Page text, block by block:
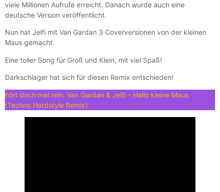
viele Millionen Aufrufe erreicht. Danach wurde auch eine
deutsche Version veröffentlicht.
Nun hat Jelfi mit Van Gardan 3 Coverversionen von der kleinen
Maus gemacht.
Eine toller Song für Groß und Klein, mit viel Spaß!
Darkschlager hat sich für diesen Remix entschieden!
hört doch mal rein: Van Gardan & Jelfi – Hallo kleine Maus
(Techno Hardstyle Remix)